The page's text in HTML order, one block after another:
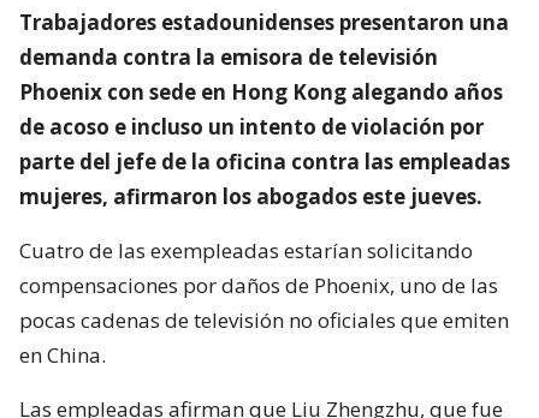
Trabajadores estadounidenses presentaron una
demanda contra la emisora de televisión
Phoenix con sede en Hong Kong alegando años
de acoso e incluso un intento de violación por
parte del jefe de la oficina contra las empleadas
mujeres, afirmaron los abogados este jueves.
Cuatro de las exempleadas estarían solicitando
compensaciones por daños de Phoenix, uno de las
pocas cadenas de televisión no oficiales que emiten
en China.
Las empleadas afirman que Liu Zhengzhu, que fue